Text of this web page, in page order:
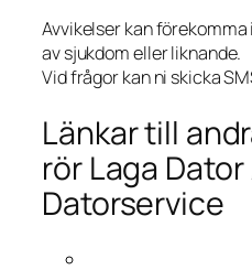
Avvikelser kan
av sjukdom eller liknande.
Vid frågor kan ni skicka
Länkar till
rör Laga Dator
Datorservice